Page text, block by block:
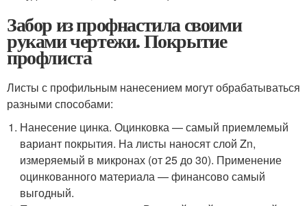
Забор из профнастила своими
руками чертежи. Покрытие
профлиста
Листы с профильным нанесением могут обрабатываться
разными способами:
Нанесение цинка. Оцинковка — самый приемлемый
вариант покрытия. На листы наносят слой Zn,
измеряемый в микронах (от 25 до 30). Применение
оцинкованного материала — финансово самый
выгодный.